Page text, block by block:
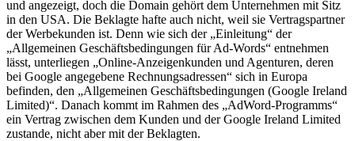
und angezeigt, doch die Domain gehört dem Unternehmen mit Sitz
in den USA. Die Beklagte hafte auch nicht, weil sie Vertragspartner
der Werbekunden ist. Denn wie sich der „Einleitung“ der
„Allgemeinen Geschäftsbedingungen für Ad-Words“ entnehmen
lässt, unterliegen „Online-Anzeigenkunden und Agenturen, deren
bei Google angegebene Rechnungsadressen“ sich in Europa
befinden, den „Allgemeinen Geschäftsbedingungen (Google Ireland
Limited)“. Danach kommt im Rahmen des „AdWord-Programms“
ein Vertrag zwischen dem Kunden und der Google Ireland Limited
zustande, nicht aber mit der Beklagten.